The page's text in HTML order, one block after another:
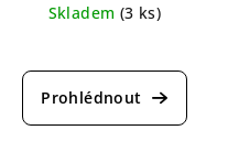
Skladem (3 ks)
hodnocení
produktu